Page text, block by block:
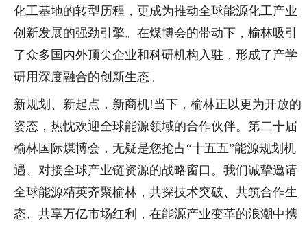
化工基地的转型历程，更成为推动全球能源化工产业
创新发展的强劲引擎。在煤博会的带动下，榆林吸引
了众多国内外顶尖企业和科研机构入驻，形成了产学
研用深度融合的创新生态。
新规划、新起点，新商机!当下，榆林正以更为开放的
姿态，热忱欢迎全球能源领域的合作伙伴。第二十届
榆林国际煤博会，无疑是您抢占“十五五”能源规划机
遇、对接全球产业链资源的战略窗口。我们诚挚邀请
全球能源精英齐聚榆林，共探技术突破、共筑合作生
态、共享万亿市场红利，在能源产业变革的浪潮中携